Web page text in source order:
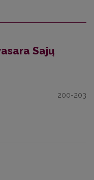
Sajų
200-203